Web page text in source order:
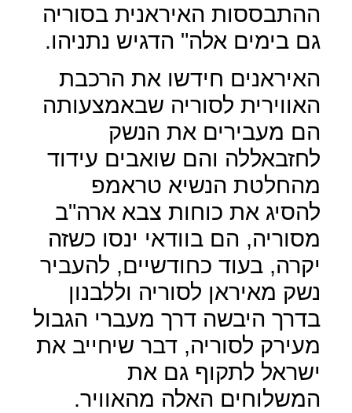
ההתבססות האיראנית בסוריה
גם בימים אלה" הדגיש נתניהו.
האיראנים חידשו את הרכבת
האווירית לסוריה שבאמצעותה
הם מעבירים את הנשק
לחזבאללה והם שואבים עידוד
מהחלטת הנשיא טראמפ
להסיג את כוחות צבא ארה"ב
מסוריה, הם בוודאי ינסו כשזה
יקרה, בעוד כחודשיים, להעביר
נשק מאיראן לסוריה וללבנון
בדרך היבשה דרך מעברי הגבול
מעירק לסוריה, דבר שיחייב את
ישראל לתקוף גם את
המשלוחים האלה מהאוויר.